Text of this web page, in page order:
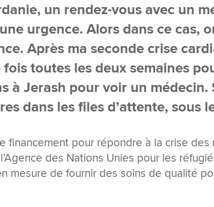
un rendez-vous avec un
urgence. Alors dans ce cas,
Après ma seconde crise
fois toutes les deux semaines
à Jerash pour voir un médecin.
dans les files d’attente, sous
financement pour répondre à la crise
des Nations Unies pour les
mesure de fournir des soins de qualité